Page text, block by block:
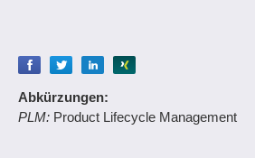
EmpfehlenEmpfehlenEmpfehlen
Abkürzungen:
PLM: Product Lifecycle Management